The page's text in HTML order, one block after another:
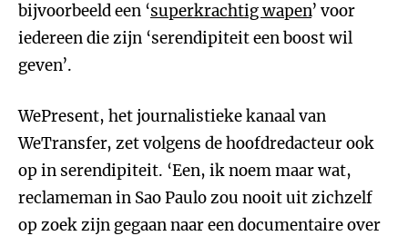
bijvoorbeeld een ‘superkrachtig wapen’ voor
iedereen die zijn ‘serendipiteit een boost wil
geven’.
WePresent, het journalistieke kanaal van
WeTransfer, zet volgens de hoofdredacteur ook
op in serendipiteit. ‘Een, ik noem maar wat,
reclameman in Sao Paulo zou nooit uit zichzelf
op zoek zijn gegaan naar een documentaire over